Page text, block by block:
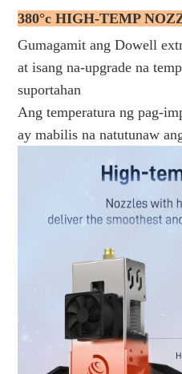
380°c HIGH-TEMP
Gumagamit ang Dowell
at isang na-upgrade na
suportahan
Ang temperatura ng pag-
ay mabilis na natutunaw